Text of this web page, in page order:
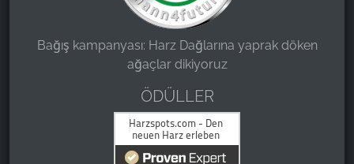
Bağış kampanyası: Harz Dağlarına yaprak döken
ağaçlar dikiyoruz
ÖDÜLLER